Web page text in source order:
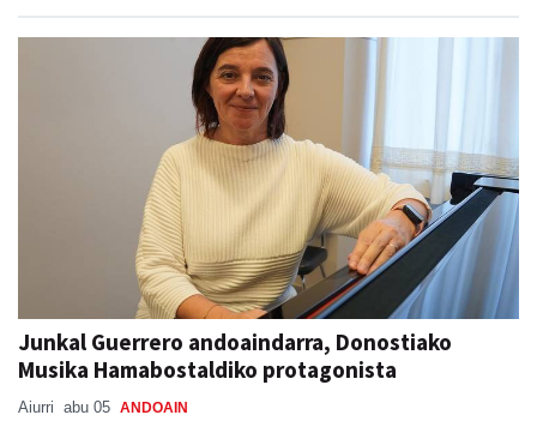
Junkal Guerrero andoaindarra, Donostiako
Musika Hamabostaldiko protagonista
Aiurri abu 05 ANDOAIN